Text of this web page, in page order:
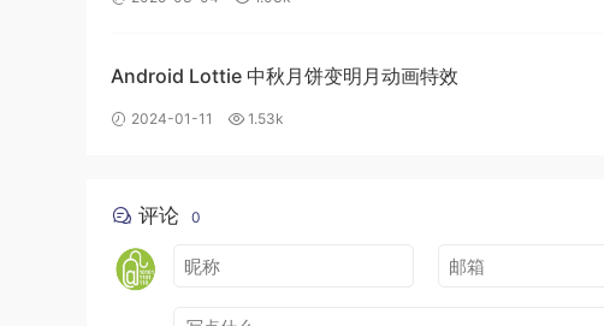
Android Lottie 中秋月饼变明月动画特效
2024-01-11 1.53k
评论 0